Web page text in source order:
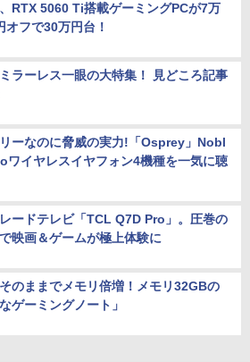
RTX 5060 Ti搭載ゲーミングPCが7万
オフで30万円台！
ラーレス一眼の大特集！ 見どころ記事
ーなのに脅威の実力!「Osprey」Nobl
ワイヤレスイヤフォン4機種を一気に聴
ードテレビ「TCL Q7D Pro」。圧巻の
映画＆ゲームが極上体験に
のままでメモリ倍増！メモリ32GBの
なゲーミングノート」